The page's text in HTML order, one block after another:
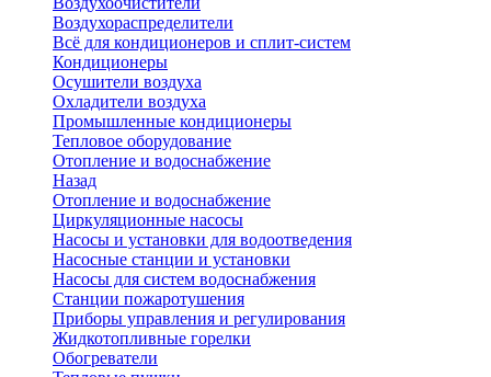
Воздухораспределители
Всё для кондиционеров и сплит-систем
Кондиционеры
Осушители воздуха
Охладители воздуха
Промышленные кондиционеры
Тепловое оборудование
Отопление и водоснабжение
Назад
Отопление и водоснабжение
Циркуляционные насосы
Насосы и установки для водоотведения
Насосные станции и установки
Насосы для систем водоснабжения
Станции пожаротушения
Приборы управления и регулирования
Жидкотопливные горелки
Обогреватели